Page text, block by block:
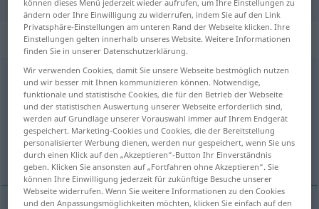
„wecken“
wecken
Übersicht aller Übersetzungen
(Für mehr Details die Übersetzung anklicken/antippen)
vekja
können dieses Menü jederzeit wieder aufrufen, um Ihre Einstellungen zu
ändern oder Ihre Einwilligung zu widerrufen, indem Sie auf den Link
Privatsphäre-Einstellungen am unteren Rand der Webseite klicken. Ihre
Einstellungen gelten innerhalb unseres Website. Weitere Informationen
finden Sie in unserer Datenschutzerklärung.
Wir verwenden Cookies, damit Sie unsere Webseite bestmöglich nutzen
und wir besser mit Ihnen kommunizieren können. Notwendige,
funktionale und statistische Cookies, die für den Betrieb der Webseite
und der statistischen Auswertung unserer Webseite erforderlich sind,
werden auf Grundlage unserer Vorauswahl immer auf Ihrem Endgerät
gespeichert. Marketing-Cookies und Cookies, die der Bereitstellung
personalisierter Werbung dienen, werden nur gespeichert, wenn Sie uns
durch einen Klick auf den „Akzeptieren“-Button Ihr Einverständnis
geben. Klicken Sie ansonsten auf „Fortfahren ohne Akzeptieren“. Sie
können Ihre Einwilligung jederzeit für zukünftige Besuche unserer
Webseite widerrufen. Wenn Sie weitere Informationen zu den Cookies
und den Anpassungsmöglichkeiten möchten, klicken Sie einfach auf den